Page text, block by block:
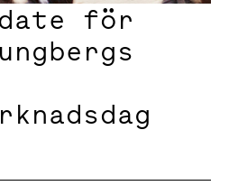
för